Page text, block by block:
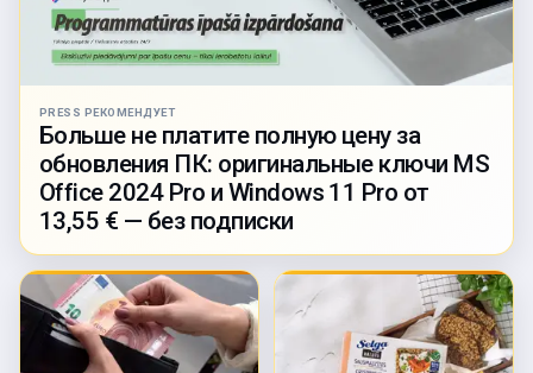
PRESS РЕКОМЕНДУЕТ
Больше не платите полную цену за
обновления ПК: оригинальные ключи MS
Office 2024 Pro и Windows 11 Pro от
13,55 € — без подписки